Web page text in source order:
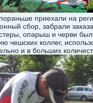
приехали на
сбор, забрали
опарыш и черви
чешских коллег,
и в больших